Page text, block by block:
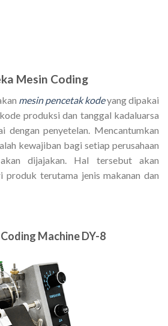
Mesin Coding
mesin pencetak kodeyang dipakai
produksi dan tanggal kadaluarsa
dengan penyetelan. Mencantumkan
kewajiban bagi setiap perusahaan
dijajakan. Hal tersebut akan
produk terutama jenis makanan dan
Machine DY-8